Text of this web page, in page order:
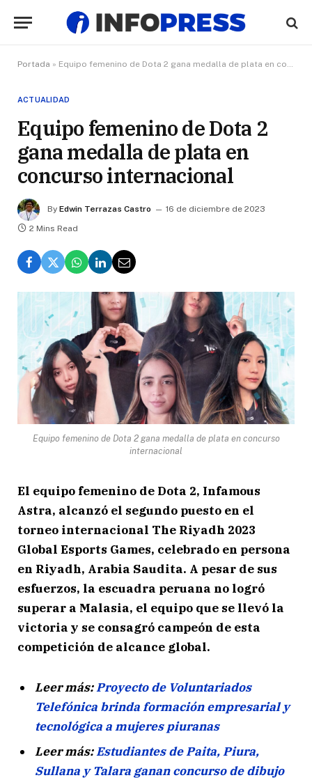
Portada » Equipo femenino de Dota 2 gana medalla de plata en concurso internacional
ACTUALIDAD
Equipo femenino de Dota 2
gana medalla de plata en
concurso internacional
By Edwin Terrazas Castro
16 de diciembre de 2023
2 Mins Read
Equipo femenino de Dota 2 gana medalla de plata en concurso
internacional
El equipo femenino de Dota 2, Infamous
Astra, alcanzó el segundo puesto en el
torneo internacional The Riyadh 2023
Global Esports Games, celebrado en persona
en Riyadh, Arabia Saudita. A pesar de sus
esfuerzos, la escuadra peruana no logró
superar a Malasia, el equipo que se llevó la
victoria y se consagró campeón de esta
competición de alcance global.
Leer más:Proyecto de Voluntariados
Telefónica brinda formación empresarial y
tecnológica a mujeres piuranas
Leer más:Estudiantes de Paita, Piura,
Sullana y Talara ganan concurso de dibujo